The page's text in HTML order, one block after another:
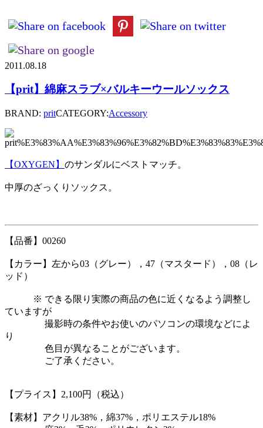
2011.08.18
【prit】綿麻スラブ×バルキーウールソックス
BRAND: pritCATEGORY:Accessory
【OXYGEN】 のサンダルにベストマッチ。
中厚のざっくりソックス。
【品番】00260
【カラー】左から03（グレー），47（マスタード），08（レ
ッド）
※ できる限り実際の商品の色に近くなるよう調整し
ていますが
撮影時の条件やお使いのパソコンの環境などによ
り
色目が異なることがございます。
ご了承ください。
【プライス】2,100円（税込）
【素材】アクリル38%，綿37%，ポリエステル18%